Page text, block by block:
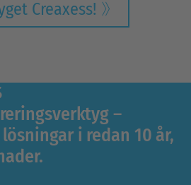
Creaxess!
–
i redan 10 år,